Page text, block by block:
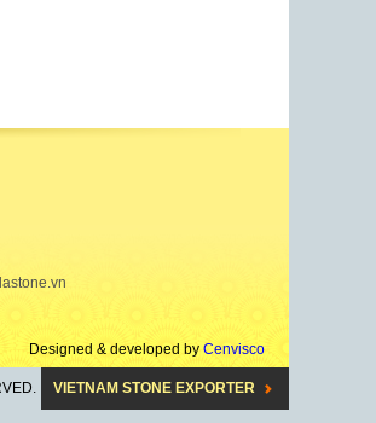
Designed & developed by Cenvisco
VIETNAM STONE EXPORTER